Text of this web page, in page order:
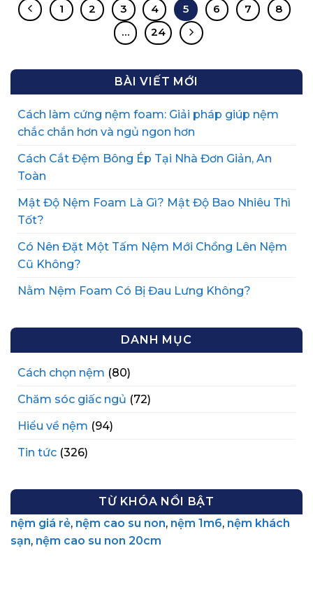
1 2 3 4 5 6 7
8
…
24
BÀI VIẾT MỚI
Cách làm cứng nệm foam: Giải pháp giúp nệm
chắc chắn hơn và ngủ ngon hơn
Cách Cắt Đệm Bông Ép Tại Nhà Đơn Giản, An
Toàn
Mật Độ Nệm Foam Là Gì? Mật Độ Bao Nhiêu Thì
Tốt?
Có Nên Đặt Một Tấm Nệm Mới Chồng Lên Nệm
Cũ Không?
Nằm Nệm Foam Có Bị Đau Lưng Không?
DANH MỤC
Cách chọn nệm (80)
Chăm sóc giấc ngủ (72)
Hiểu về nệm (94)
Tin tức (326)
TỪ KHÓA NỔI BẬT
nệm giá rẻ, nệm cao su non, nệm 1m6, nệm khách
sạn, nệm cao su non 20cm